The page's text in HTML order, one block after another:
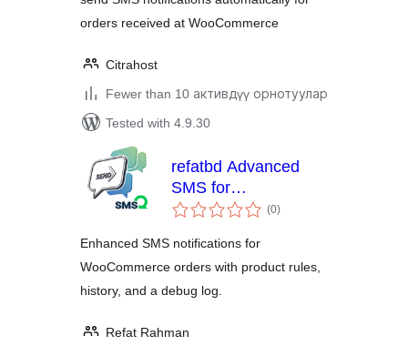
orders received at WooCommerce
Citrahost
Fewer than 10 активдүү орнотуулар
Tested with 4.9.30
refatbd Advanced
SMS for
WooCommerce
(0total
ratings
)
Enhanced SMS notifications for
WooCommerce orders with product rules,
history, and a debug log.
Refat Rahman